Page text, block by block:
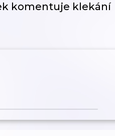
komentuje klekání